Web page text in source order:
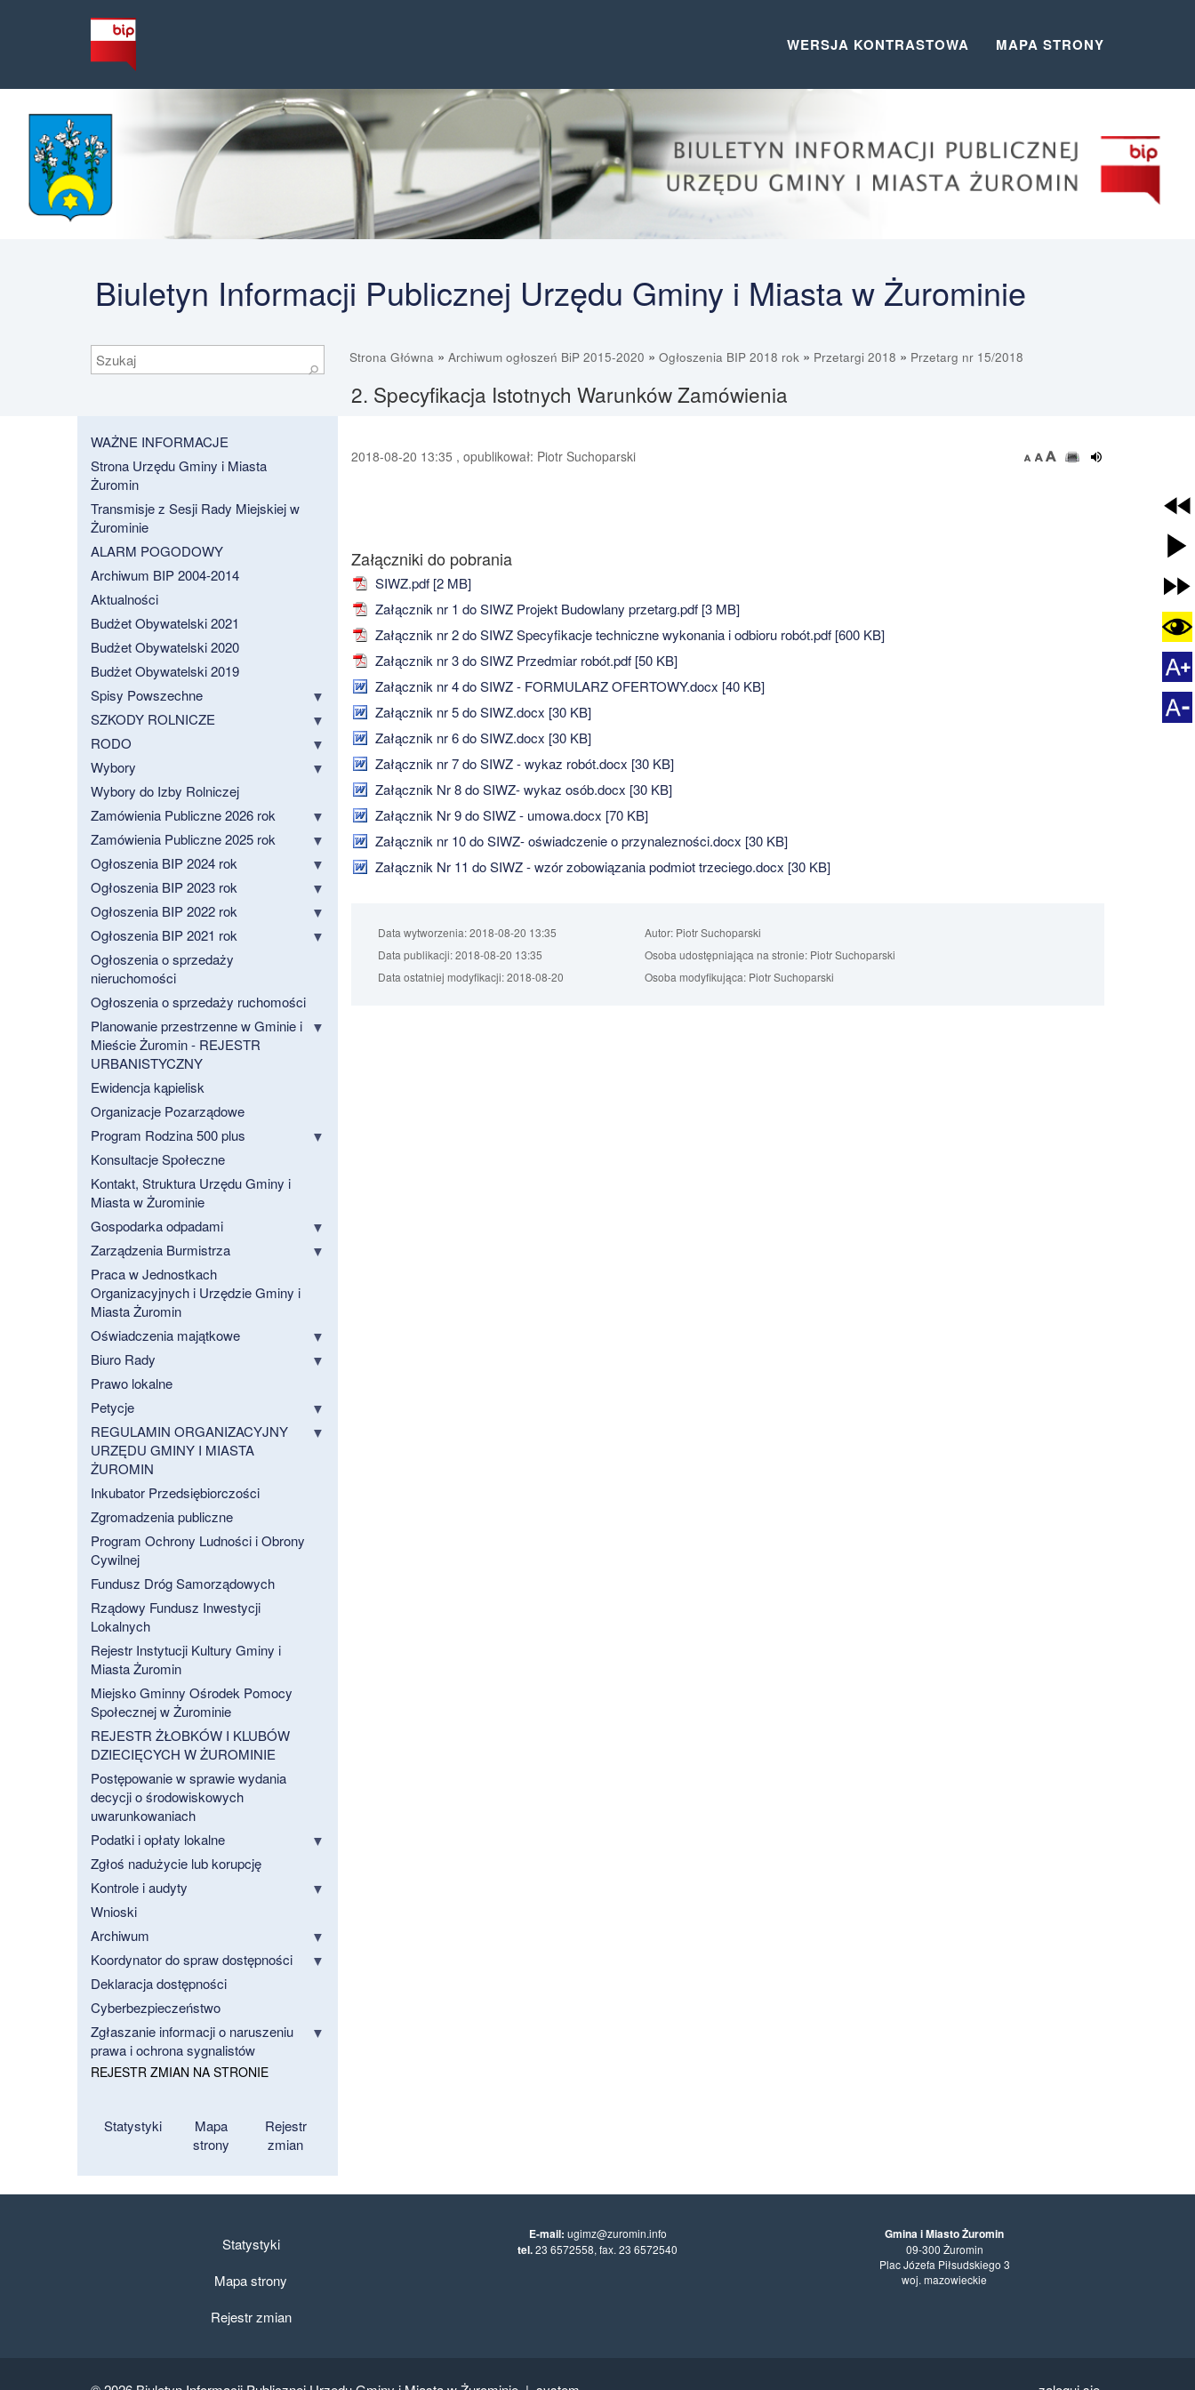
WERSJA KONTRASTOWA MAPA STRONY
Biuletyn Informacji Publicznej Urzędu Gminy i Miasta w Żurominie
Szukaj
⚲
Strona Główna » Archiwum ogłoszeń BiP 2015-2020 » Ogłoszenia BIP 2018 rok » Przetargi 2018 » Przetarg nr 15/2018
2. Specyfikacja Istotnych Warunków Zamówienia
WAŻNE INFORMACJE
Strona Urzędu Gminy i Miasta
Żuromin
Transmisje z Sesji Rady Miejskiej w
Żurominie
ALARM POGODOWY
Archiwum BIP 2004-2014
Aktualności
Budżet Obywatelski 2021
Budżet Obywatelski 2020
Budżet Obywatelski 2019
Spisy Powszechne
SZKODY ROLNICZE
RODO
Wybory
Wybory do Izby Rolniczej
Zamówienia Publiczne 2026 rok
Zamówienia Publiczne 2025 rok
Ogłoszenia BIP 2024 rok
Ogłoszenia BIP 2023 rok
Ogłoszenia BIP 2022 rok
Ogłoszenia BIP 2021 rok
Ogłoszenia o sprzedaży
nieruchomości
Ogłoszenia o sprzedaży ruchomości
Planowanie przestrzenne w Gminie i
Mieście Żuromin - REJESTR
URBANISTYCZNY
Ewidencja kąpielisk
Organizacje Pozarządowe
Program Rodzina 500 plus
Konsultacje Społeczne
Kontakt, Struktura Urzędu Gminy i
Miasta w Żurominie
Gospodarka odpadami
Zarządzenia Burmistrza
Praca w Jednostkach
Organizacyjnych i Urzędzie Gminy i
Miasta Żuromin
Oświadczenia majątkowe
Biuro Rady
Prawo lokalne
Petycje
REGULAMIN ORGANIZACYJNY
URZĘDU GMINY I MIASTA
ŻUROMIN
Inkubator Przedsiębiorczości
Zgromadzenia publiczne
Program Ochrony Ludności i Obrony
Cywilnej
Fundusz Dróg Samorządowych
Rządowy Fundusz Inwestycji
Lokalnych
Rejestr Instytucji Kultury Gminy i
Miasta Żuromin
Miejsko Gminny Ośrodek Pomocy
Społecznej w Żurominie
REJESTR ŻŁOBKÓW I KLUBÓW
DZIECIĘCYCH W ŻUROMINIE
Postępowanie w sprawie wydania
decycji o środowiskowych
uwarunkowaniach
Podatki i opłaty lokalne
Zgłoś nadużycie lub korupcję
Kontrole i audyty
Wnioski
Archiwum
Koordynator do spraw dostępności
Deklaracja dostępności
Cyberbezpieczeństwo
Zgłaszanie informacji o naruszeniu
prawa i ochrona sygnalistów
REJESTR ZMIAN NA STRONIE
Statystyki
Mapa
strony
Rejestr
zmian
2018-08-20 13:35 , opublikował: Piotr Suchoparski
Załączniki do pobrania
SIWZ.pdf [2 MB]
Załącznik nr 1 do SIWZ Projekt Budowlany przetarg.pdf [3 MB]
Załącznik nr 2 do SIWZ Specyfikacje techniczne wykonania i odbioru robót.pdf [600 KB]
Załącznik nr 3 do SIWZ Przedmiar robót.pdf [50 KB]
Załącznik nr 4 do SIWZ - FORMULARZ OFERTOWY.docx [40 KB]
Załącznik nr 5 do SIWZ.docx [30 KB]
Załącznik nr 6 do SIWZ.docx [30 KB]
Załącznik nr 7 do SIWZ - wykaz robót.docx [30 KB]
Załącznik Nr 8 do SIWZ- wykaz osób.docx [30 KB]
Załącznik Nr 9 do SIWZ - umowa.docx [70 KB]
Załącznik nr 10 do SIWZ- oświadczenie o przynalezności.docx [30 KB]
Załącznik Nr 11 do SIWZ - wzór zobowiązania podmiot trzeciego.docx [30 KB]
Data wytworzenia:2018-08-20 13:35 Autor:Piotr Suchoparski
Data publikacji:2018-08-20 13:35 Osoba udostępniająca na stronie:Piotr Suchoparski
Data ostatniej modyfikacji:2018-08-20 Osoba modyfikująca:Piotr Suchoparski
Statystyki
Mapa strony
Rejestr zmian
E-mail: ugimz@zuromin.info
tel.23 6572558, fax. 23 6572540
Gmina i Miasto Żuromin
09-300 Żuromin
Plac Józefa Piłsudskiego 3
woj. mazowieckie